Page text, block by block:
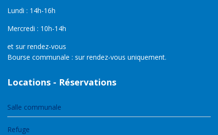
Lundi : 14h-16h
Mercredi : 10h-14h
et sur rendez-vous
Bourse communale : sur rendez-vous uniquement.
Locations - Réservations
Salle communale
Refuge